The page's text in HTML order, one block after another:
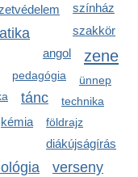
színház
szakkör
angol zene
pedagógia
ünnep
tánc technika
kémia földrajz
diákújságírás
verseny